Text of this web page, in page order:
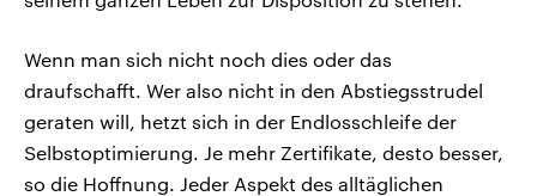
Wenn man sich nicht noch dies oder das
draufschafft. Wer also nicht in den Abstiegsstrudel
geraten will, hetzt sich in der Endlosschleife der
Selbstoptimierung. Je mehr Zertifikate, desto besser,
so die Hoffnung. Jeder Aspekt des alltäglichen